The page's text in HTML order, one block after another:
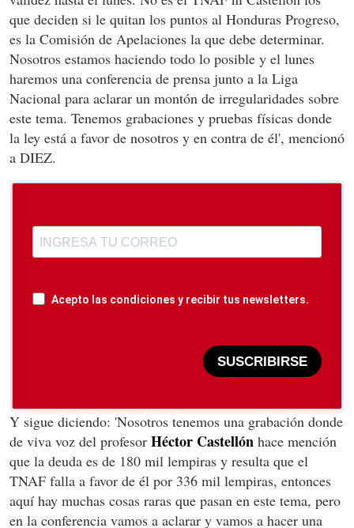
que deciden si le quitan los puntos al Honduras Progreso,
es la Comisión de Apelaciones la que debe determinar.
Nosotros estamos haciendo todo lo posible y el lunes
haremos una conferencia de prensa junto a la Liga
Nacional para aclarar un montón de irregularidades sobre
este tema. Tenemos grabaciones y pruebas físicas donde
la ley está a favor de nosotros y en contra de él', mencionó
a DIEZ.
Acepto las condiciones y recibir tus newsletters.
SUSCRIBIRSE
Y sigue diciendo: 'Nosotros tenemos una grabación donde
de viva voz del profesor Héctor Castellón hace mención
que la deuda es de 180 mil lempiras y resulta que el
TNAF falla a favor de él por 336 mil lempiras, entonces
aquí hay muchas cosas raras que pasan en este tema, pero
en la conferencia vamos a aclarar y vamos a hacer una